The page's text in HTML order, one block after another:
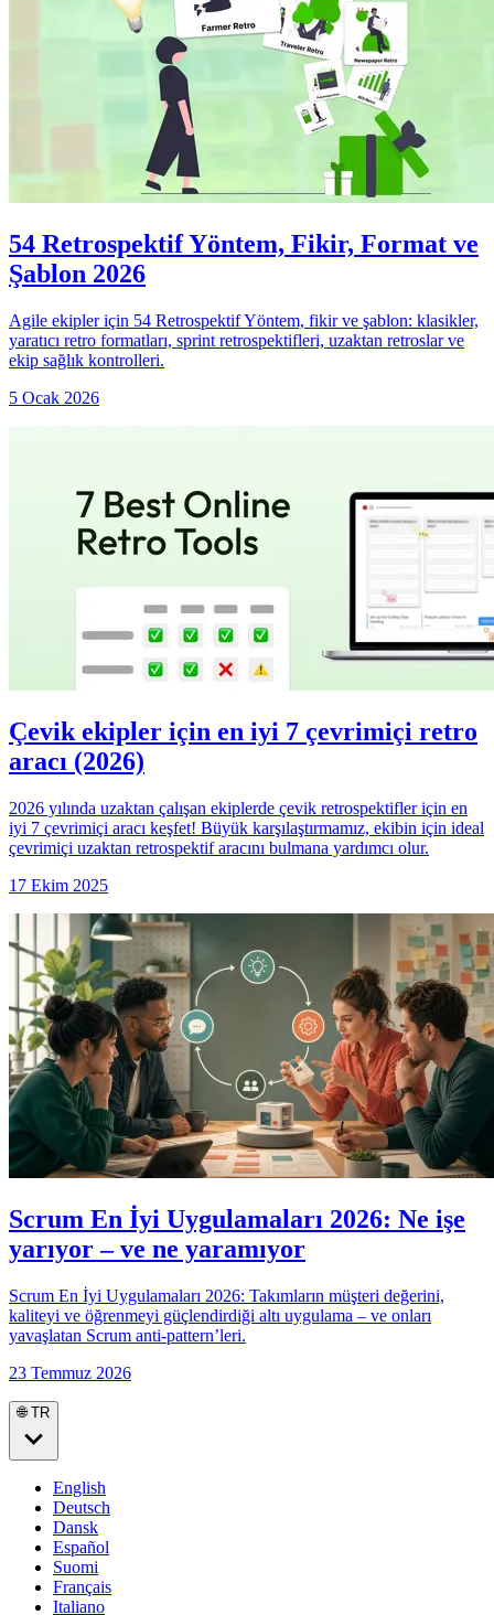
54 Retrospektif Yöntem, Fikir, Format ve
Şablon 2026
Agile ekipler için 54 Retrospektif Yöntem, fikir ve şablon: klasikler,
yaratıcı retro formatları, sprint retrospektifleri, uzaktan retroslar ve
ekip sağlık kontrolleri.
5 Ocak 2026
Çevik ekipler için en iyi 7 çevrimiçi retro
aracı (2026)
2026 yılında uzaktan çalışan ekiplerde çevik retrospektifler için en
iyi 7 çevrimiçi aracı keşfet! Büyük karşılaştırmamız, ekibin için ideal
çevrimiçi uzaktan retrospektif aracını bulmana yardımcı olur.
17 Ekim 2025
Scrum En İyi Uygulamaları 2026: Ne işe
yarıyor – ve ne yaramıyor
Scrum En İyi Uygulamaları 2026: Takımların müşteri değerini,
kaliteyi ve öğrenmeyi güçlendirdiği altı uygulama – ve onları
yavaşlatan Scrum anti-pattern’leri.
23 Temmuz 2026
🌐 TR
English
Deutsch
Dansk
Español
Suomi
Français
Italiano